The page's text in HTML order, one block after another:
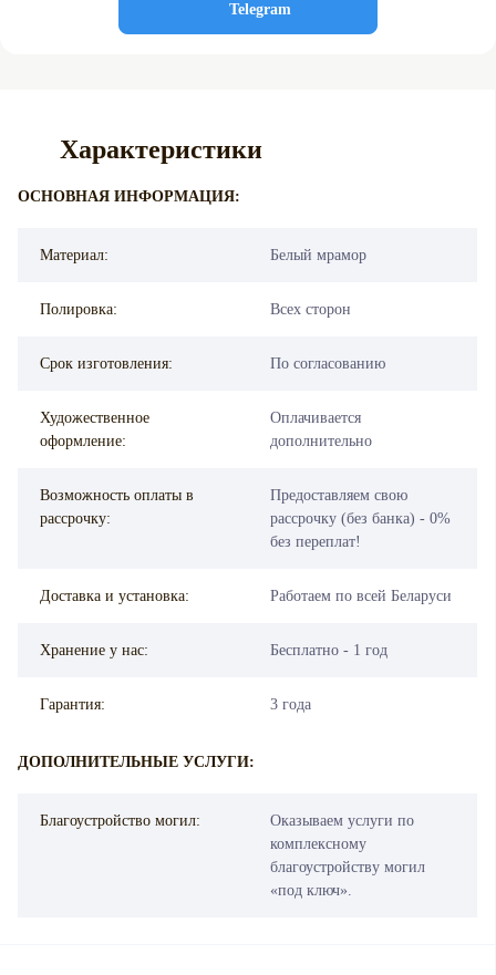
Telegram
Характеристики
ОСНОВНАЯ ИНФОРМАЦИЯ:
Материал: Белый мрамор
Полировка: Всех сторон
Срок изготовления: По согласованию
Художественное
оформление:
Оплачивается
дополнительно
Возможность оплаты в
рассрочку:
Предоставляем свою
рассрочку (без банка) - 0%
без переплат!
Доставка и установка: Работаем по всей Беларуси
Хранение у нас: Бесплатно - 1 год
Гарантия: 3 года
ДОПОЛНИТЕЛЬНЫЕ УСЛУГИ:
Благоустройство могил:
Оказываем услуги по
комплексному
благоустройству могил
«под ключ».